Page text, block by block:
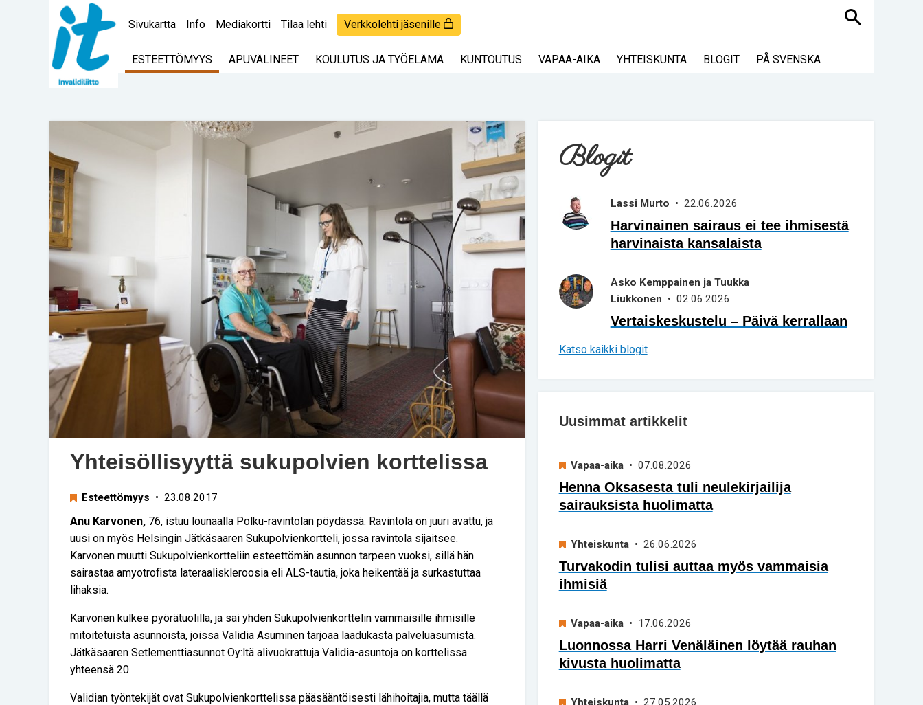
Sivukartta Info Mediakortti Tilaa lehti Verkkolehti jäsenille Haku
ESTEETTÖMYYS APUVÄLINEET KOULUTUS JA TYÖELÄMÄ KUNTOUTUS VAPAA-AIKA YHTEISKUNTA BLOGIT PÅ SVENSKA
Yhteisöllisyyttä sukupolvien korttelissa
Esteettömyys • 23.08.2017
Anu Karvonen, 76, istuu lounaalla Polku-ravintolan pöydässä. Ravintola on juuri avattu, ja
uusi on myös Helsingin Jätkäsaaren Sukupolvienkortteli, jossa ravintola sijaitsee.
Karvonen muutti Sukupolvienkortteliin esteettömän asunnon tarpeen vuoksi, sillä hän
sairastaa amyotrofista lateraaliskleroosia eli ALS-tautia, joka heikentää ja surkastuttaa
lihaksia.
Karvonen kulkee pyörätuolilla, ja sai yhden Sukupolvienkorttelin vammaisille ihmisille
mitoitetuista asunnoista, joissa Validia Asuminen tarjoaa laadukasta palveluasumista.
Jätkäsaaren Setlementtiasunnot Oy:ltä alivuokrattuja Validia-asuntoja on korttelissa
yhteensä 20.
Validian työntekijät ovat Sukupolvienkorttelissa pääsääntöisesti lähihoitajia, mutta täällä
Blogit
Lassi Murto • 22.06.2026
Harvinainen sairaus ei tee ihmisestä
harvinaista kansalaista
Asko Kemppainen ja Tuukka
Liukkonen • 02.06.2026
Vertaiskeskustelu – Päivä kerrallaan
Katso kaikki blogit
Uusimmat artikkelit
Vapaa-aika• 07.08.2026
Henna Oksasesta tuli neulekirjailija
sairauksista huolimatta
Yhteiskunta• 26.06.2026
Turvakodin tulisi auttaa myös vammaisia
ihmisiä
Vapaa-aika• 17.06.2026
Luonnossa Harri Venäläinen löytää rauhan
kivusta huolimatta
Yhteiskunta• 27.05.2026